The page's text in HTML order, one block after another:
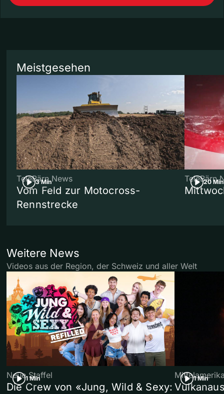
Meistgesehen
3 Min
TeleBärn News
Vom Feld zur Motocross-
Rennstrecke
20 Min
TeleBärn
Weitere News
Videos aus der Region, der Schweiz und aller Welt
1 Min
Neue Staffel
Die Crew von «Jung, Wild & Sexy:
1 Min